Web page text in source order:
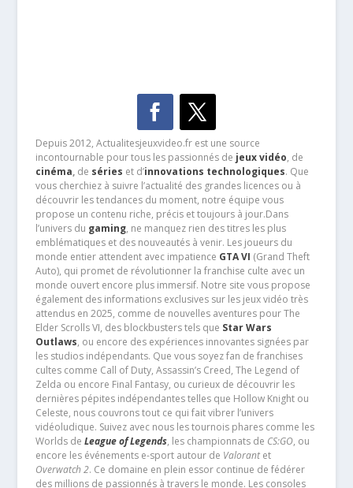
Depuis 2012, Actualitesjeuxvideo.fr est une source
incontournable pour tous les passionnés de jeux vidéo, de
cinéma,de séries et d’innovations technologiques. Que
vous cherchiez à suivre l’actualité des grandes licences ou à
découvrir les tendances du moment, notre équipe vous
propose un contenu riche, précis et toujours à jour.Dans
l’univers du gaming, ne manquez rien des titres les plus
emblématiques et des nouveautés à venir. Les joueurs du
monde entier attendent avec impatience GTA VI (Grand Theft
Auto), qui promet de révolutionner la franchise culte avec un
monde ouvert encore plus immersif. Notre site vous propose
également des informations exclusives sur les jeux vidéo très
attendus en 2025, comme de nouvelles aventures pour The
Elder Scrolls VI, des blockbusters tels que Star Wars
Outlaws, ou encore des expériences innovantes signées par
les studios indépendants. Que vous soyez fan de franchises
cultes comme Call of Duty, Assassin’s Creed, The Legend of
Zelda ou encore Final Fantasy, ou curieux de découvrir les
dernières pépites indépendantes telles que Hollow Knight ou
Celeste, nous couvrons tout ce qui fait vibrer l’univers
vidéoludique. Suivez avec nous les tournois phares comme les
Worlds de League of Legends, les championnats de CS:GO, ou
encore les événements e-sport autour de Valorantet
Overwatch 2. Ce domaine en plein essor continue de fédérer
des millions de passionnés à travers le monde. Les consoles